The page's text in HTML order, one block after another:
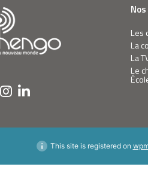
Les
La
La
Le
This site is registered on